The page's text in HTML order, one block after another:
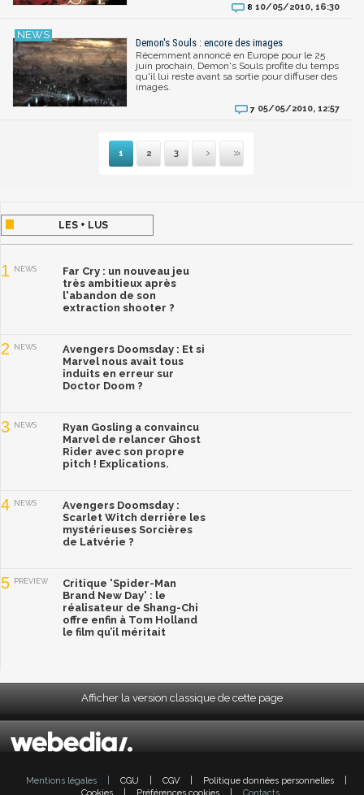
8 10/05/2010, 16:30
Demon's Souls : encore des images
Récemment annoncé en Europe pour le 25
juin prochain, Demon's Souls profite du temps
qu'il lui reste avant sa sortie pour diffuser des
images.
7 05/05/2010, 12:57
1 2 3
Suivante
Dernière
LES + LUS
1 NEWS
Far Cry : un nouveau jeu
très ambitieux après
l'abandon de son
extraction shooter ?
2 NEWS
Avengers Doomsday : Et si
Marvel nous avait tous
induits en erreur sur
Doctor Doom ?
3 NEWS
Ryan Gosling a convaincu
Marvel de relancer Ghost
Rider avec son propre
pitch ! Explications.
4 NEWS
Avengers Doomsday :
Scarlet Witch derrière les
mystérieuses Sorcières
de Latvérie ?
5 PREVIEW
Critique 'Spider-Man
Brand New Day' : le
réalisateur de Shang-Chi
offre enfin à Tom Holland
le film qu’il méritait
Afficher la version classique de cette page
Mentions légales CGU CGV Politique données personnelles
Cookies
Préférences cookies Contacts